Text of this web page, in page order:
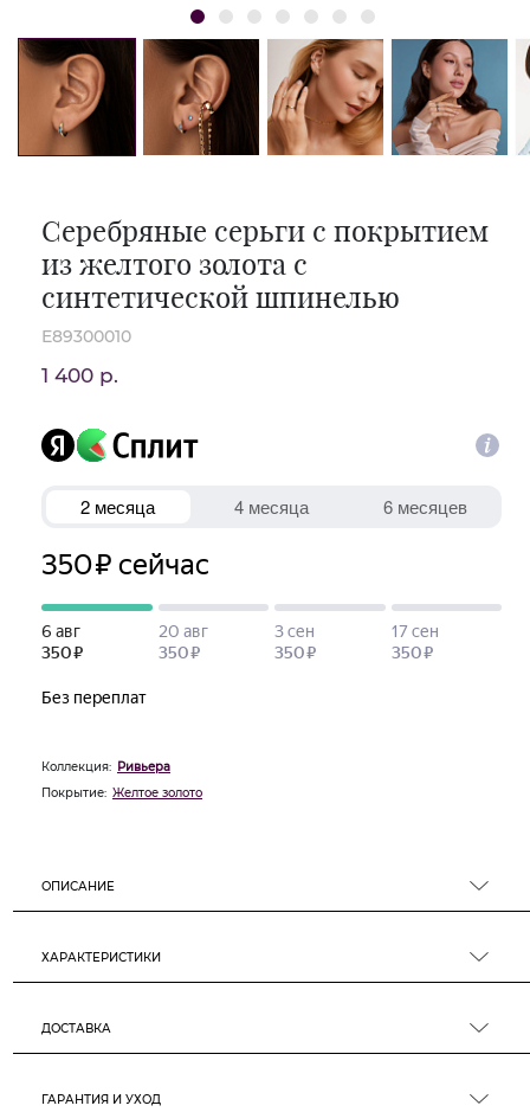
Серебряные серьги с покрытием
из желтого золота с
синтетической шпинелью
E89300010
1 400 р.
Коллекция: Ривьера
Покрытие: Желтое золото
ОПИСАНИЕ
ХАРАКТЕРИСТИКИ
ДОСТАВКА
ГАРАНТИЯ И УХОД